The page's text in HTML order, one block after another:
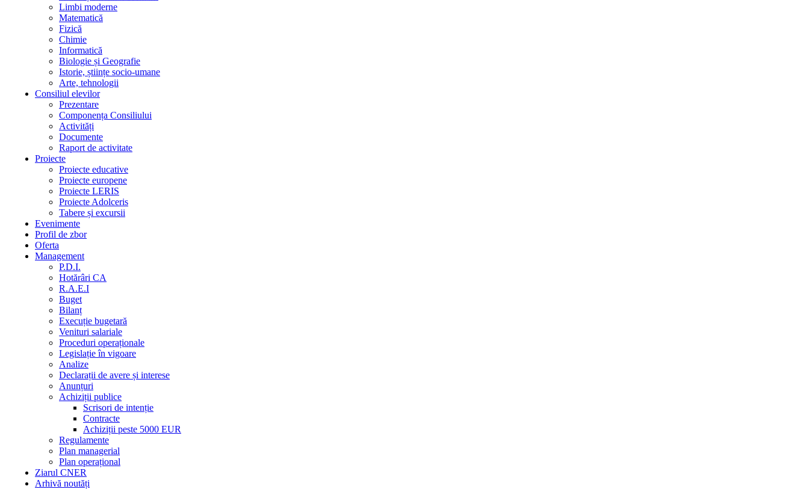
Limbi moderne
Matematică
Fizică
Chimie
Informatică
Biologie și Geografie
Istorie, științe socio-umane
Arte, tehnologii
Consiliul elevilor
Prezentare
Componența Consiliului
Activități
Documente
Raport de activitate
Proiecte
Proiecte educative
Proiecte europene
Proiecte LERIS
Proiecte Adolceris
Tabere și excursii
Evenimente
Profil de zbor
Oferta
Management
P.D.I.
Hotărâri CA
R.A.E.I
Buget
Bilanț
Execuție bugetară
Venituri salariale
Proceduri operaționale
Legislație în vigoare
Analize
Declarații de avere și interese
Anunțuri
Achiziții publice
Scrisori de intenție
Contracte
Achiziții peste 5000 EUR
Regulamente
Plan managerial
Plan operațional
Ziarul CNER
Arhivă noutăți